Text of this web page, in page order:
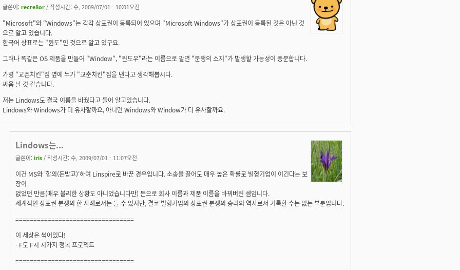
글쓴이: recre8or / 작성시간: 수, 2009/07/01 - 10:01오전
"Microsoft"와 "Windows"는 각각 상표권이 등록되어 있으며 "Microsoft Windows"가 상표권이 등록된 것은 아닌 것
으로 알고 있습니다.
한국어 상표로는 "윈도"인 것으로 알고 있구요.
그러나 똑같은 OS 제품을 만들어 "Window", "윈도우"라는 이름으로 팔면 "분쟁의 소지"가 발생할 가능성이 충분합니다.
가령 "교촌치킨"집 옆에 누가 "교춘치킨"집을 낸다고 생각해봅시다.
싸움 날 것 같습니다.
저는 Lindows도 결국 이름을 바꿨다고 들어 알고있습니다.
Lindows와 Windows가 더 유사할까요, 아니면 Windows와 Window가 더 유사할까요.
Lindows는...
글쓴이: iris / 작성시간: 수, 2009/07/01 - 11:07오전
이건 MS와 '합의(돈받고)'하여 Linspire로 바꾼 경우입니다. 소송을 끌어도 매우 높은 확률로 빌형기업이 이긴다는 보
장이
없었던 만큼(매우 불리한 상황도 아니었습니다만) 돈으로 회사 이름과 제품 이름을 바꿔버린 셈입니다.
세계적인 상표권 분쟁의 한 사례로서는 들 수 있지만, 결코 빌형기업의 상표권 분쟁의 승리의 역사로서 기록할 수는 없는 부분입니다.
=================================
이 세상은 썩어있다!
- F도 F시 시가지 정복 프로젝트
=================================